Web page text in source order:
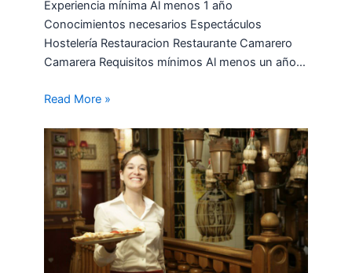
Experiencia mínima Al menos 1 año
Conocimientos necesarios Espectáculos
Hostelería Restauracion Restaurante Camarero
Camarera Requisitos mínimos Al menos un año…
Read More »